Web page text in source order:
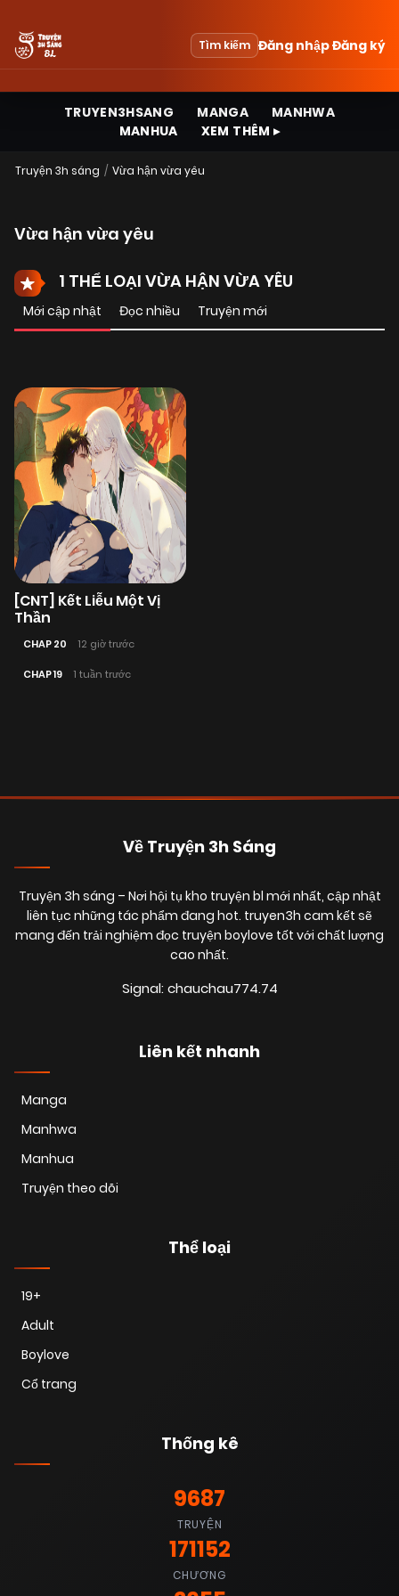
Tìm kiếm Đăng nhậpĐăng ký
TRUYEN3HSANG MANGA
MANHWA
MANHUA
XEM THÊM ▸
Truyện 3h sáng Vừa hận vừa yêu
Vừa hận vừa yêu
1 THỂ LOẠI VỪA HẬN VỪA YÊU
Mới cập nhật Đọc nhiều Truyện mới
[CNT] Kết Liễu Một Vị
Thần
CHAP 20 12 giờ trước
CHAP 19 1 tuần trước
Về Truyện 3h Sáng
Truyện 3h sáng – Nơi hội tụ kho truyện bl mới nhất, cập nhật
liên tục những tác phẩm đang hot. truyen3h cam kết sẽ
mang đến trải nghiệm đọc truyện boylove tốt với chất lượng
cao nhất.
Signal: chauchau774.74
Liên kết nhanh
Manga
Manhwa
Manhua
Truyện theo dõi
Thể loại
19+
Adult
Boylove
Cổ trang
Thống kê
9687
TRUYỆN
171152
CHƯƠNG